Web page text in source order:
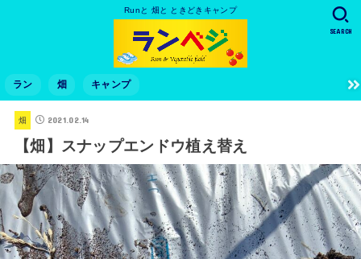
Runと 畑と ときどきキャンプ
ラン 畑 キャンプ
SEARCH
畑 2021.02.14
【畑】スナップエンドウ植え替え